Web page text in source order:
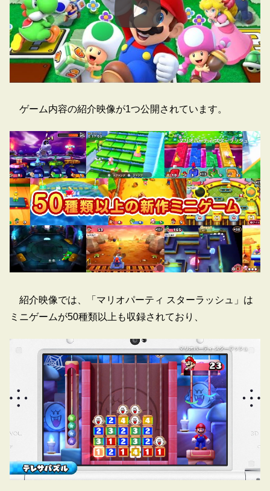
ゲーム内容の紹介映像が1つ公開されています。
紹介映像では、「マリオパーティ スターラッシュ」は
ミニゲームが50種類以上も収録されており、